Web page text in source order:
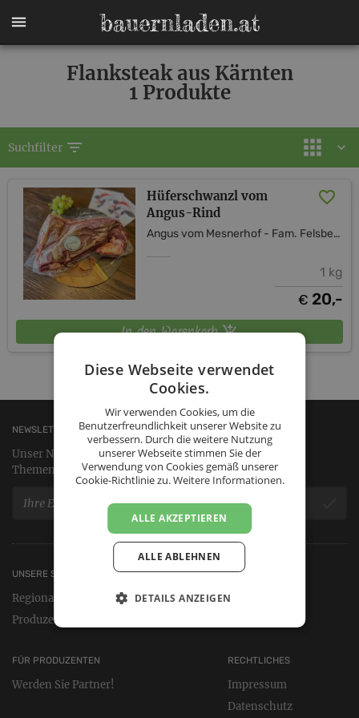
Flanksteak aus Kärnten
1 Produkte
Suchfilter filter_list
Hüferschwanzl vom
Angus-Rind
Angus vom Mesnerhof - Fam. Felsberger
1 kg
€ 20,-
In den Warenkorb
NEWSLETTER
Unser Newsletter informiert Sie zu landwirtschaftlichen
Themen, regionalen Produzenten und neuen Produkten.
UNSERE SERVICES
Regionale Produkte kaufen
Produzenten entdecken
FÜR PRODUZENTEN
Werden Sie Partner!
RECHTLICHES
Impressum
Datenschutz
ÜBER UNS
Manifest
Diese Webseite verwendet
Cookies.
Wir verwenden Cookies, um die
Benutzerfreundlichkeit unserer Website zu
verbessern. Durch die weitere Nutzung
unserer Webseite stimmen Sie der
Verwendung von Cookies gemäß unserer
Cookie-Richtlinie zu.Weitere Informationen.
ALLE AKZEPTIEREN
ALLE ABLEHNEN
DETAILS ANZEIGEN